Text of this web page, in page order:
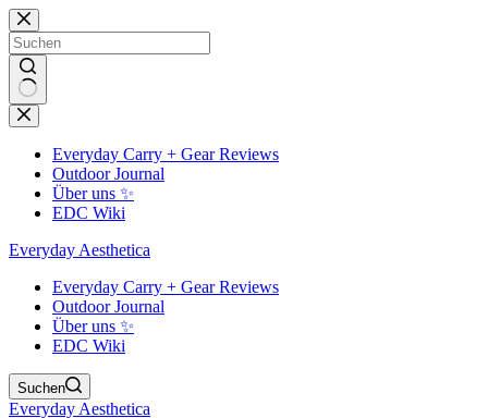
Zum
Inhalt
springen
Keine
Ergebnisse
Everyday Carry + Gear Reviews
Outdoor Journal
Über uns ✨
EDC Wiki
Everyday Aesthetica
Everyday Carry + Gear Reviews
Outdoor Journal
Über uns ✨
EDC Wiki
Suchen
Everyday Aesthetica